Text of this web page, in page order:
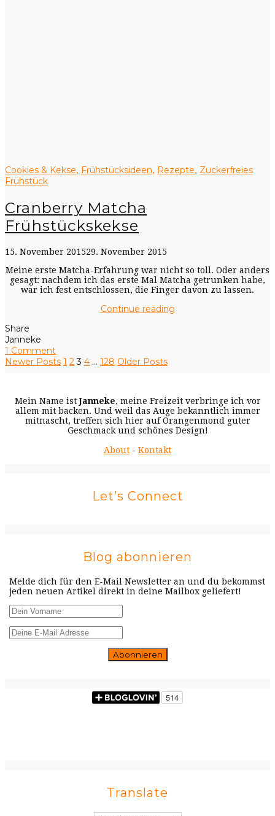
Cookies & Kekse, Frühstücksideen, Rezepte, Zuckerfreies
Frühstück
Cranberry Matcha
Frühstückskekse
15. November 201529. November 2015
Meine erste Matcha-Erfahrung war nicht so toll. Oder anders
gesagt: nachdem ich das erste Mal Matcha getrunken habe,
war ich fest entschlossen, die Finger davon zu lassen.
Continue reading
Share
Janneke
1 Comment
Newer Posts 1 2 3 4 … 128 Older Posts
Mein Name istJanneke, meine Freizeit verbringe ich vor
allem mit backen. Und weil das Auge bekanntlich immer
mitnascht, treffen sich hier auf Orangenmond guter
Geschmack und schönes Design!
About - Kontakt
Let’s Connect
Blog abonnieren
Melde dich für den E-Mail Newsletter an und du bekommst
jeden neuen Artikel direkt in deine Mailbox geliefert!
Translate